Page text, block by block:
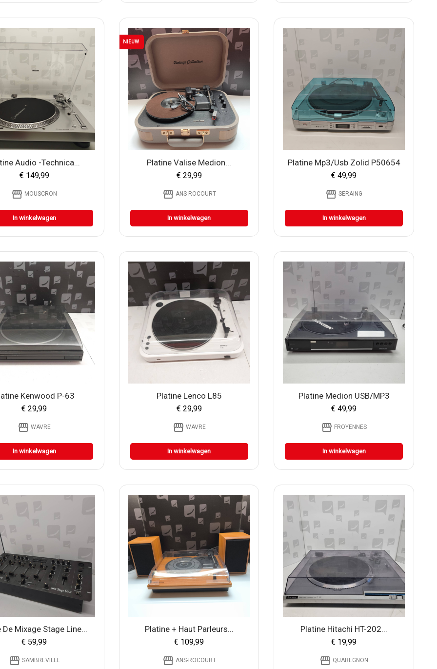
Audio -technica...
€ 149,99
storefront MOUSCRON
In winkelwagen
Platine Valise Medion...
€ 29,99
storefront ANS-ROCOURT
In winkelwagen
NIEUW
Platine Mp3/Usb Zolid P50654
€ 49,99
storefront SERAING
In winkelwagen
Kenwood P-63
€ 29,99
storefront WAVRE
In winkelwagen
Platine Lenco L85
€ 29,99
storefront WAVRE
In winkelwagen
Platine Medion USB/MP3
€ 49,99
storefront FROYENNES
In winkelwagen
De Mixage Stage Line...
€ 59,99
storefront SAMBREVILLE
Platine + Haut Parleurs...
€ 109,99
storefront ANS-ROCOURT
Platine Hitachi HT-202...
€ 19,99
storefront QUAREGNON